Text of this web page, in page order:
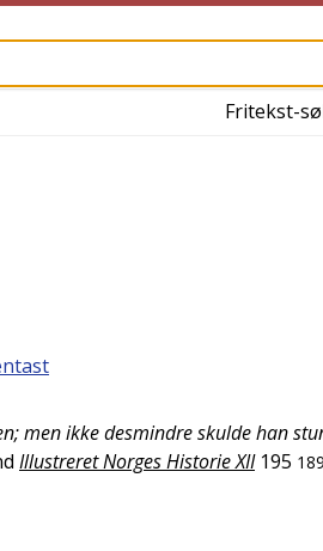
Fritekst-
men ikke desmindre skulde han
Illustreret Norges Historie XII 195